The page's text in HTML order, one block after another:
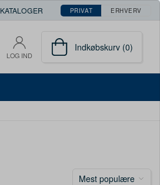
KATALOGER PRIVAT ERHVERV
LOG IND
Indkøbskurv (0)
Mest populære